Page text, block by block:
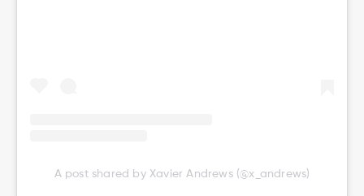
A post shared by Xavier Andrews (@x_andrews)